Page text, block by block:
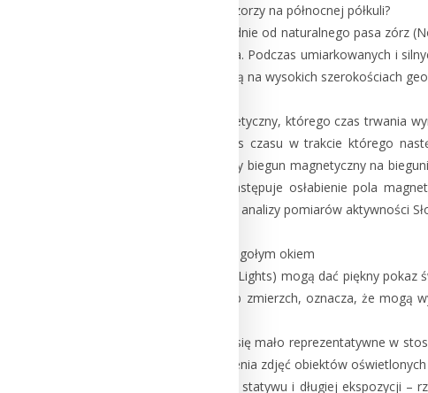
Kiedy i gdzie najlepiej szukać zorzy na północnej półkuli?
Polska jest położona na południe od naturalnego pasa
– co bardzo rzadko się zdarza. Podczas umiarkowanych i
widoczne, ponieważ występują na wysokich szerokościach
Słońce przechodzi cykl magnetyczny, którego czas trwania
magnetyczny Słońca to okres czasu w trakcie którego
biegunie Słońca, a południowy biegun magnetyczny na
Przed przebiegunowaniem następuje osłabienie pola
biegunowością. Na podstawie analizy pomiarów aktywności
Zdjęcia zórz a ich obserwacje gołym okiem
Zorze polarne (ang. Northern Lights) mogą dać piękny
zanieczyszczenie światłem lub zmierzch, oznacza, że
Zdjęcia zórz mogą wydawać się mało reprezentatywne w
tego samego sprzętu do robienia zdjęć obiektów
To oznacza zazwyczaj użycie statywu i długiej ekspozycji